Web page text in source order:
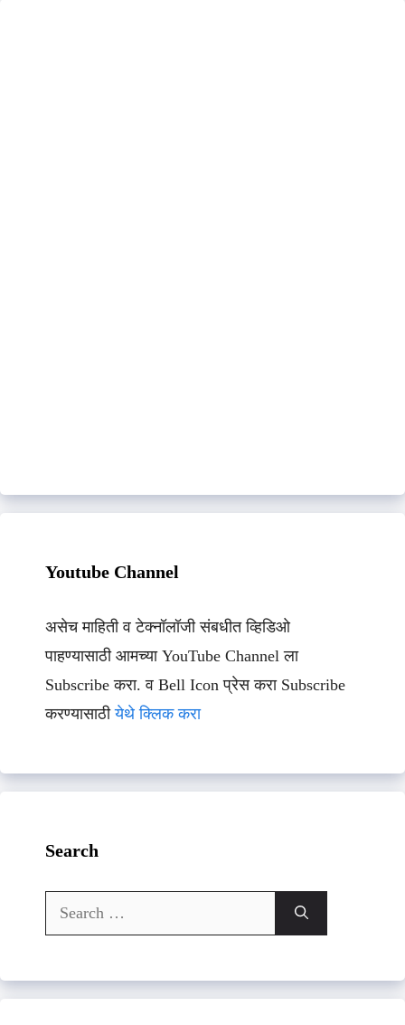
Youtube Channel
असेच माहिती व टेक्नॉलॉजी संबधीत व्हिडिओ
पाहण्यासाठी आमच्या YouTube Channel ला
Subscribe करा. व Bell Icon प्रेस करा Subscribe
करण्यासाठीयेथे क्लिक करा
Search
Search
for: